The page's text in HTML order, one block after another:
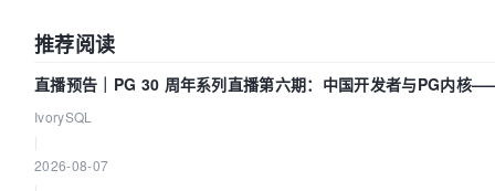
推荐阅读
直播预告｜PG 30 周年系列直播第六期：中国开发者与PG内核
IvorySQL
2026-08-07